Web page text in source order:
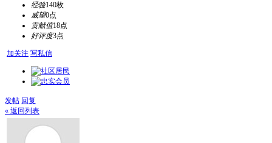
经验140枚
威望0点
贡献值18点
好评度3点
加关注 写私信
发帖 回复
« 返回列表